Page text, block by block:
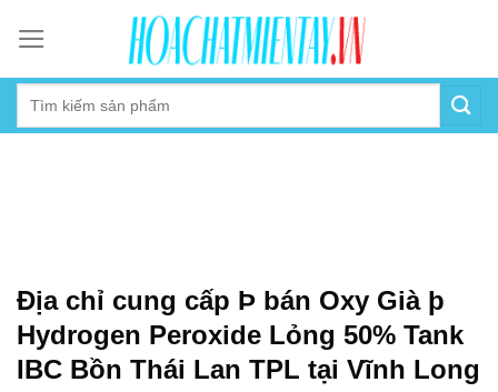
content
Địa chỉ cung cấp Þ bán Oxy Già þ
Hydrogen Peroxide Lỏng 50% Tank
IBC Bồn Thái Lan TPL tại Vĩnh Long